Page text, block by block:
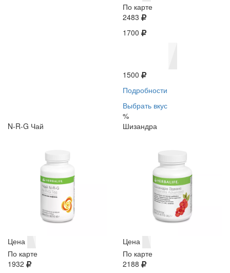
По карте
2483
1700
1500
Подробности
Выбрать вкус
%
N-R-G Чай
Цена
По карте
1932
Шизандра
Цена
По карте
2188